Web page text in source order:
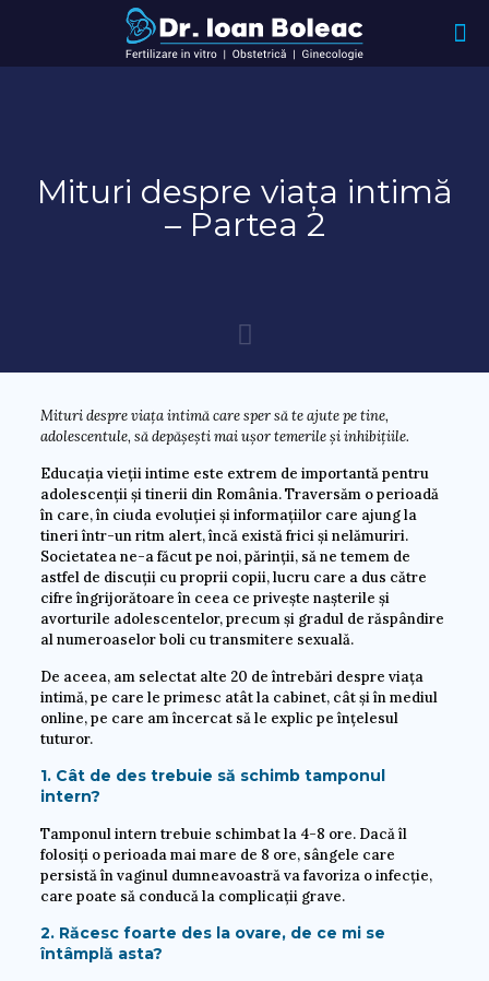
Mituri despre viața intimă
– Partea 2
Mituri despre viața intimă care sper să te ajute pe tine,
adolescentule, să depășești mai ușor temerile și inhibițiile.
Educația vieții intime este extrem de importantă pentru
adolescenții și tinerii din România. Traversăm o perioadă
în care, în ciuda evoluției și informațiilor care ajung la
tineri într-un ritm alert, încă există frici și nelămuriri.
Societatea ne-a făcut pe noi, părinții, să ne temem de
astfel de discuții cu proprii copii, lucru care a dus către
cifre îngrijorătoare în ceea ce privește nașterile și
avorturile adolescentelor, precum și gradul de răspândire
al numeroaselor boli cu transmitere sexuală.
De aceea, am selectat alte 20 de întrebări despre viața
intimă, pe care le primesc atât la cabinet, cât și în mediul
online, pe care am încercat să le explic pe înțelesul
tuturor.
1. Cât de des trebuie să schimb tamponul
intern?
Tamponul intern trebuie schimbat la 4-8 ore. Dacă îl
folosiți o perioada mai mare de 8 ore, sângele care
persistă în vaginul dumneavoastră va favoriza o infecție,
care poate să conducă la complicații grave.
2. Răcesc foarte des la ovare, de ce mi se
întâmplă asta?